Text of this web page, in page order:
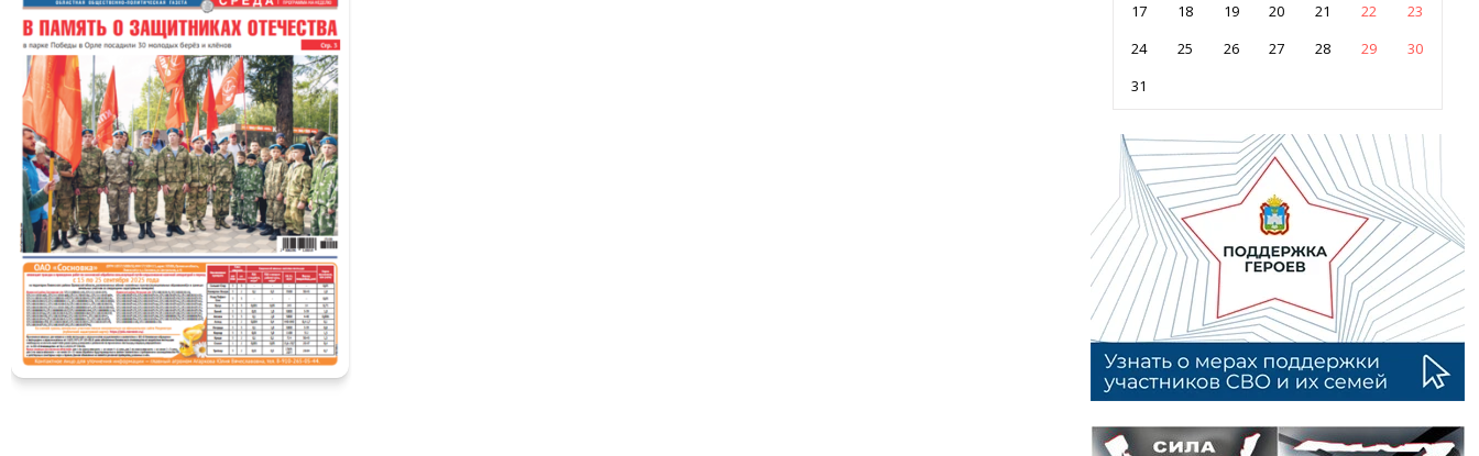
17
18 19 20 21 22
23
24
25 26 27 28 29
30
31